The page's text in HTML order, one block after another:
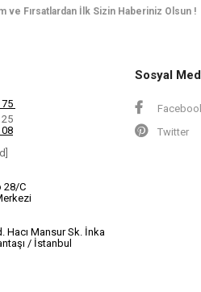
ve Fırsatlardan İlk Sizin Haberiniz Olsun !
28/C
Hacı Mansur Sk. İnka
/ İstanbul
Sosyal
Twitter